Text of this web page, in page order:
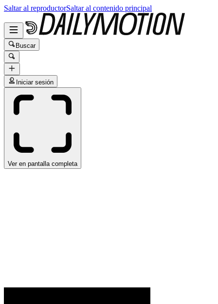
Saltar al reproductorSaltar al contenido principal
Buscar
Iniciar sesión
Ver en pantalla completa